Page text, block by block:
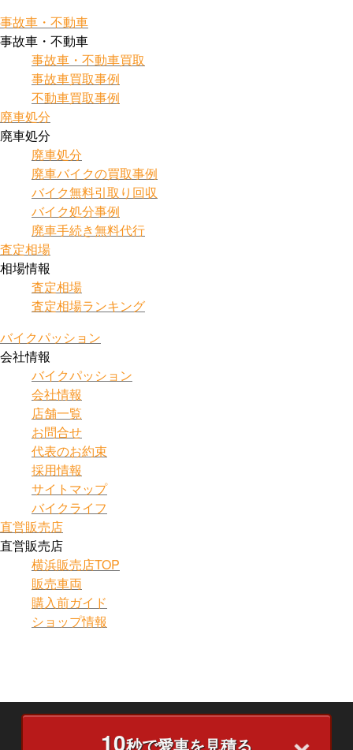
事故車・不動車
事故車・不動車
事故車・不動車買取
事故車買取事例
不動車買取事例
廃車処分
廃車処分
廃車処分
廃車バイクの買取事例
バイク無料引取り回収
バイク処分事例
廃車手続き無料代行
査定相場
相場情報
査定相場
査定相場ランキング
バイクパッション
会社情報
バイクパッション
会社情報
店舗一覧
お問合せ
代表のお約束
採用情報
サイトマップ
バイクライフ
直営販売店
直営販売店
横浜販売店TOP
販売車両
購入前ガイド
ショップ情報
10秒で愛車を見積る